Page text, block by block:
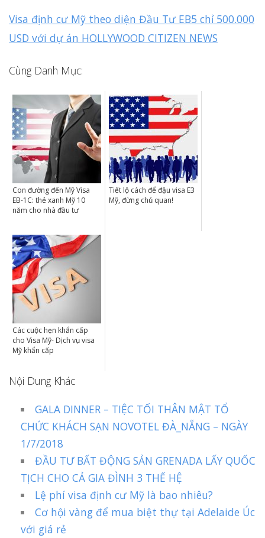
Visa định cư Mỹ theo diện Đầu Tư EB5 chỉ 500.000
USD với dự án HOLLYWOOD CITIZEN NEWS
Cùng Danh Mục:
Con đường đến Mỹ Visa
EB-1C: thẻ xanh Mỹ 10
năm cho nhà đầu tư
Tiết lộ cách để đậu visa E3
Mỹ, đừng chủ quan!
Các cuộc hẹn khẩn cấp
cho Visa Mỹ- Dịch vụ visa
Mỹ khẩn cấp
Nội Dung Khác
GALA DINNER – TIỆC TỐI THÂN MẬT TỔ
CHỨC KHÁCH SẠN NOVOTEL ĐÀ_NẴNG – NGÀY
1/7/2018
ĐẦU TƯ BẤT ĐỘNG SẢN GRENADA LẤY QUỐC
TỊCH CHO CẢ GIA ĐÌNH 3 THẾ HỆ
Lệ phí visa định cư Mỹ là bao nhiêu?
Cơ hội vàng để mua biệt thự tại Adelaide Úc
với giá rẻ